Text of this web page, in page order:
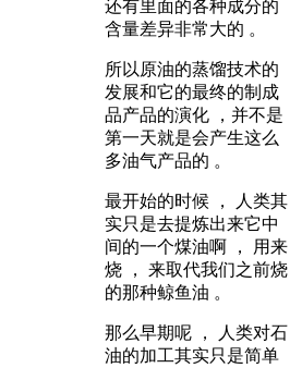
还有里面的各种成分的
含量差异非常大的 。
所以原油的蒸馏技术的
发展和它的最终的制成
品产品的演化 ，并不是
第一天就是会产生这么
多油气产品的 。
最开始的时候 ， 人类其
实只是去提炼出来它中
间的一个煤油啊 ， 用来
烧 ， 来取代我们之前烧
的那种鲸鱼油 。
那么早期呢 ， 人类对石
油的加工其实只是简单